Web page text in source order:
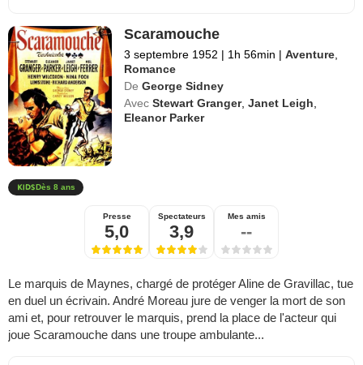
Scaramouche
3 septembre 1952 | 1h 56min | Aventure
Romance
De George Sidney
Avec Stewart Granger,Janet Leigh
Eleanor Parker
Dès 8 ans
Presse
5,0
Spectateurs
3,9
Mes amis
--
Le marquis de Maynes, chargé de protéger Aline de Gravillac, tue
en duel un écrivain. André Moreau jure de venger la mort de son
ami et, pour retrouver le marquis, prend la place de l'acteur qui
joue Scaramouche dans une troupe ambulante...